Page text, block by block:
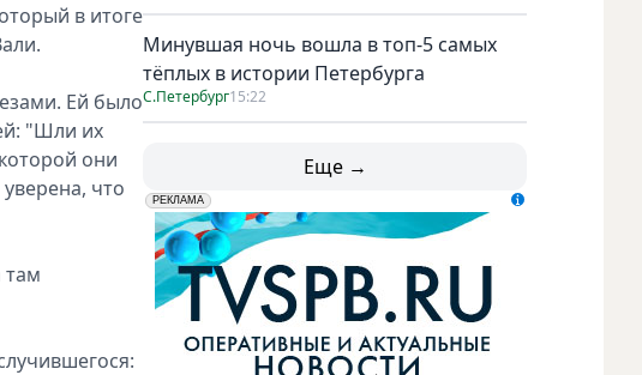
в итоге
Ей было
"Шли их
они
что
там
Минувшая ночь вошла в топ-5 самых
тёплых в истории Петербурга
С.Петербург15:22
Еще →
erid: LdtCK5udn
РЕКЛАМА
АО "ГАТР", ИНН: 7841320717